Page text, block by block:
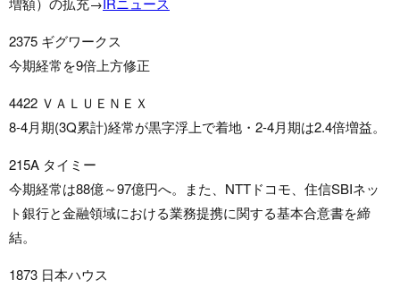
2375 ギグワークス
今期経常を9倍上方修正
4422 ＶＡＬＵＥＮＥＸ
8-4月期(3Q累計)経常が黒字浮上で着地・2-4月期は2.4倍増益。
215A タイミー
今期経常は88億～97億円へ。また、NTTドコモ、住信SBIネッ
ト銀行と金融領域における業務提携に関する基本合意書を締
結。
1873 日本ハウス